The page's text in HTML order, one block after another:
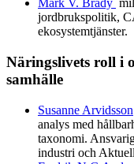
Mark V. Brady
jordbrukspolitik,
ekosystemtjänster.
Näringslivets roll i
samhälle
Susanne Arvidsson
analys med
taxonomi.
industri och